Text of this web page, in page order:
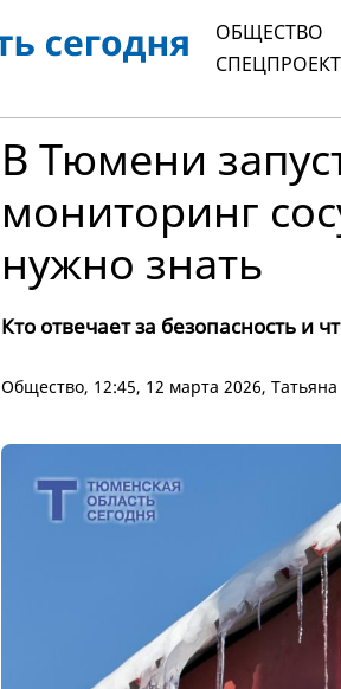
ОБЩЕСТВО
В Тюмени
мониторинг
нужно знать
Кто отвечает за безопасность и
Общество, 12:45, 12 марта 2026,